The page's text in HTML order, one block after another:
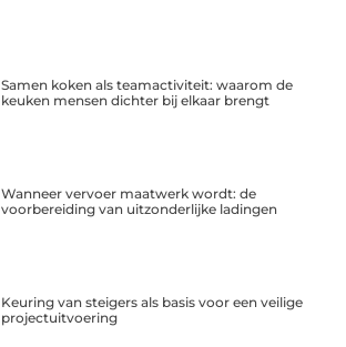
Samen koken als teamactiviteit: waarom de
keuken mensen dichter bij elkaar brengt
Wanneer vervoer maatwerk wordt: de
voorbereiding van uitzonderlijke ladingen
Keuring van steigers als basis voor een veilige
projectuitvoering